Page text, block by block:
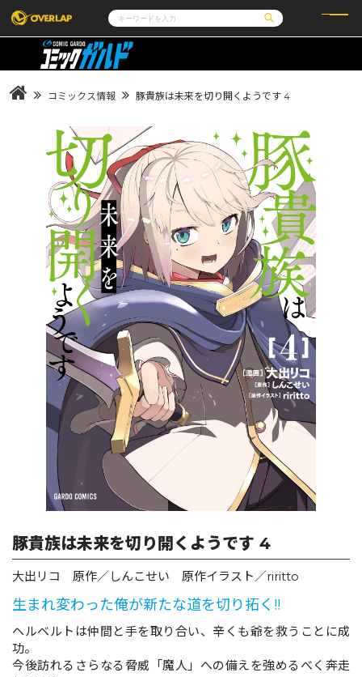
コミック
LiQulle
ライトノベル
ノベルスf
ポケットモンスター
アニメ
ゲーム
オーバーラップ広報室
企業
会社概要
採用情報
アクセス
オーバーラップホールディングス
お問い合わせはこちら
オーバーラップ文庫
オーバーラップノベルス
オーバーラップノベルスf
ロサージュノベルス
コミックガルド
コミッククリエ
リキューレ
コミックス情報 豚貴族は未来を切り開くようです 4
豚貴族は未来を切り開くようです 4
大出リコ 原作／しんこせい 原作イラスト／riritto
生まれ変わった俺が新たな道を切り拓く!!
ヘルベルトは仲間と手を取り合い、辛くも爺を救うことに成
功。
今後訪れるさらなる脅威「魔人」への備えを強めるべく奔走